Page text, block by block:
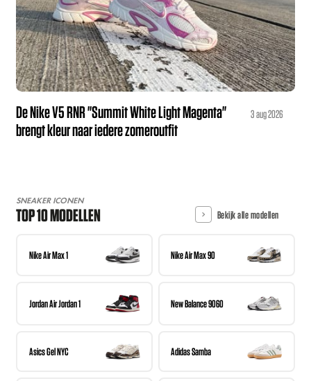
De Nike V5 RNR "Summit White Light Magenta"
brengt kleur naar iedere zomeroutfit
3 aug 2026
SNEAKER ICONEN
TOP 10 MODELLEN Bekijk alle modellen
Nike Air Max 1 Nike Air Max 90
Jordan Air Jordan 1 New Balance 9060
Asics Gel NYC Adidas Samba